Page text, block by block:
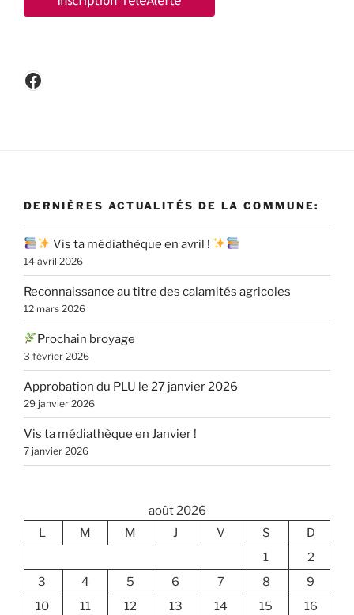
Facebook
DERNIÈRES ACTUALITÉS DE LA COMMUNE:
Vis ta médiathèque en avril !
14 avril 2026
Reconnaissance au titre des calamités agricoles
12 mars 2026
Prochain broyage
3 février 2026
Approbation du PLU le 27 janvier 2026
29 janvier 2026
Vis ta médiathèque en Janvier !
7 janvier 2026
août 2026
L
M M J V S
D
1
2
3
4 5 6 7 8
9
10
11 12 13 14 15
16